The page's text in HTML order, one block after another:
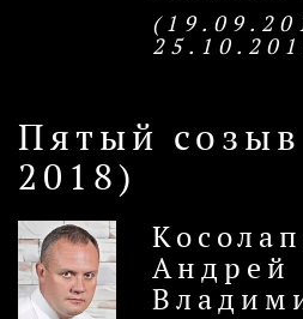
Пятый
2018)
Андрей